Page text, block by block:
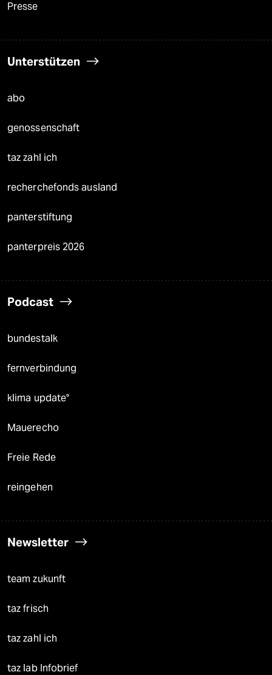
Presse
Unterstützen
abo
genossenschaft
taz zahl ich
recherchefonds ausland
panterstiftung
panterpreis 2026
Podcast
bundestalk
fernverbindung
klima update°
Mauerecho
Freie Rede
reingehen
Newsletter
team zukunft
taz frisch
taz zahl ich
taz lab Infobrief